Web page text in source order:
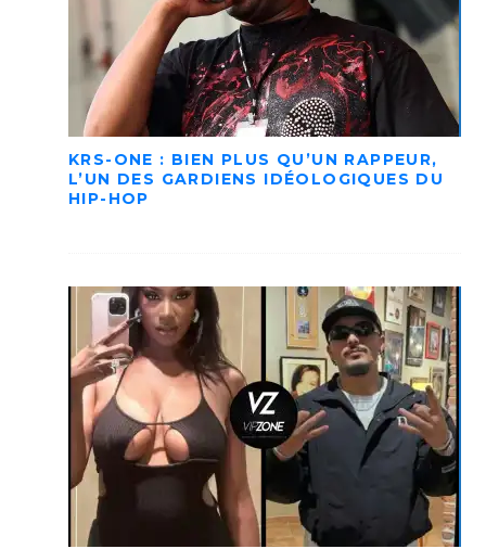
KRS-ONE : BIEN PLUS QU’UN RAPPEUR,
L’UN DES GARDIENS IDÉOLOGIQUES DU
HIP-HOP